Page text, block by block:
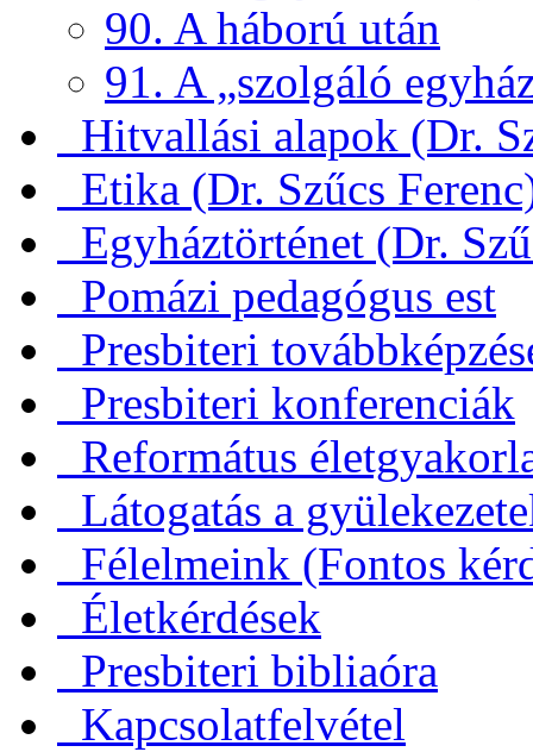
90. A háború után
91. A „szolgáló
Hitvallási alapok (Dr.
Etika (Dr. Szűcs
Egyháztörténet (Dr.
Pomázi pedagógus est
Presbiteri
Presbiteri konferenciák
Református
Látogatás a
Félelmeink (Fontos
Életkérdések
Presbiteri bibliaóra
Kapcsolatfelvétel